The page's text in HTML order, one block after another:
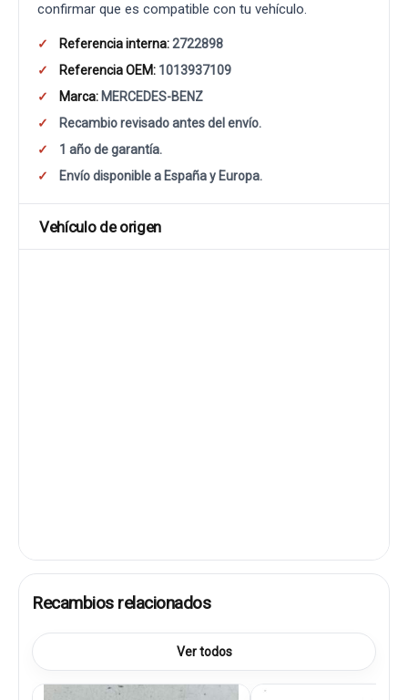
confirmar que es compatible con tu vehículo.
Referencia interna:2722898
Referencia OEM: 1013937109
Marca: MERCEDES-BENZ
Recambio revisado antes del envío.
1 año de garantía.
Envío disponible a España y Europa.
Vehículo de origen
Recambios relacionados
Ver todos